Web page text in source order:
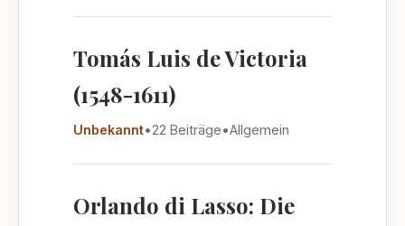
Tomás Luis de Victoria
(1548-1611)
Unbekannt•22 Beiträge•Allgemein
Orlando di Lasso: Die